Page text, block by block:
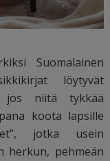
Suomalainen
löytyvät
jos niitä tykkää
koota lapsille
jotka usein
herkun, pehmeän